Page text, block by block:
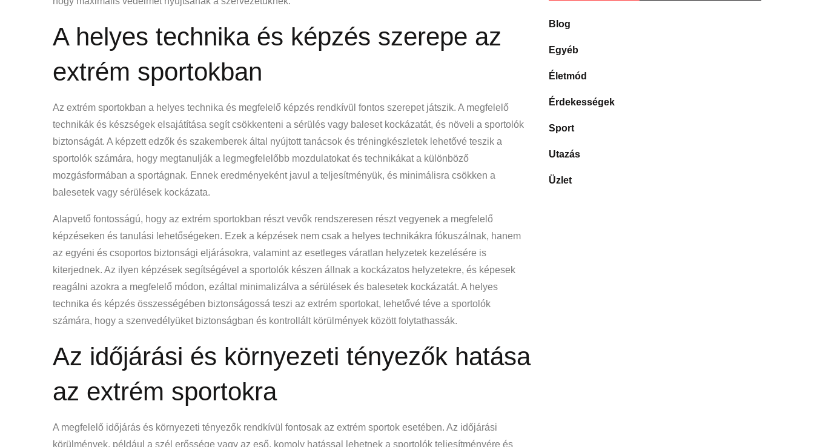
A helyes technika és képzés szerepe az
extrém sportokban
Az extrém sportokban a helyes technika és megfelelő képzés rendkívül fontos szerepet játszik. A megfelelő
technikák és készségek elsajátítása segít csökkenteni a sérülés vagy baleset kockázatát, és növeli a sportolók
biztonságát. A képzett edzők és szakemberek által nyújtott tanácsok és tréningkészletek lehetővé teszik a
sportolók számára, hogy megtanulják a legmegfelelőbb mozdulatokat és technikákat a különböző
mozgásformában a sportágnak. Ennek eredményeként javul a teljesítményük, és minimálisra csökken a
balesetek vagy sérülések kockázata.
Alapvető fontosságú, hogy az extrém sportokban részt vevők rendszeresen részt vegyenek a megfelelő
képzéseken és tanulási lehetőségeken. Ezek a képzések nem csak a helyes technikákra fókuszálnak, hanem
az egyéni és csoportos biztonsági eljárásokra, valamint az esetleges váratlan helyzetek kezelésére is
kiterjednek. Az ilyen képzések segítségével a sportolók készen állnak a kockázatos helyzetekre, és képesek
reagálni azokra a megfelelő módon, ezáltal minimalizálva a sérülések és balesetek kockázatát. A helyes
technika és képzés összességében biztonságossá teszi az extrém sportokat, lehetővé téve a sportolók
számára, hogy a szenvedélyüket biztonságban és kontrollált körülmények között folytathassák.
Az időjárási és környezeti tényezők hatása
az extrém sportokra
A megfelelő időjárás és környezeti tényezők rendkívül fontosak az extrém sportok esetében. Az időjárási
körülmények, például a szél erőssége vagy az eső, komoly hatással lehetnek a sportolók teljesítményére és
Blog
Egyéb
Életmód
Érdekességek
Sport
Utazás
Üzlet